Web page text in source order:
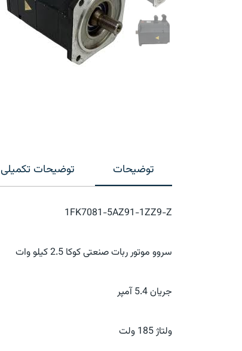
توضیحات توضیحات تکمیلی
1FK7081-5AZ91-1ZZ9-Z
سروو موتور ربات صنعتی کوکا 2.5 کیلو وات
جریان 5.4 آمپر
ولتاژ 185 ولت